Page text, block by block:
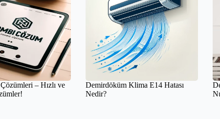
– Hızlı ve
Demirdöküm Klima E14 Hatası
Nedir?